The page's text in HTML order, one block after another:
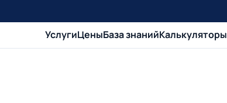
УслугиЦеныБаза знанийКалькуляторы